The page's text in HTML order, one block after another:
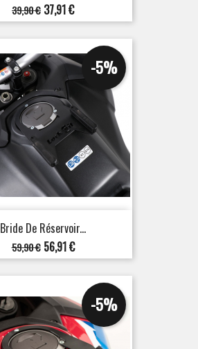
Prix
de
base
39,90 € Prix
37,91 €
Bride De Réservoir...
Prix
de
base
59,90 €
-5%
Prix
56,91 €
-5%